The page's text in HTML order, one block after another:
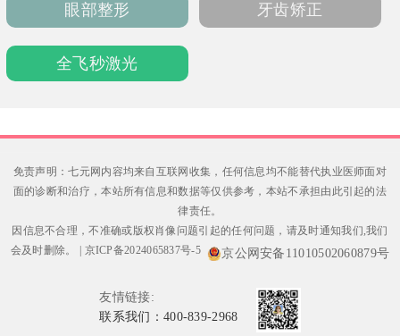
眼部整形 牙齿矫正
全飞秒激光
免责声明：七元网内容均来自互联网收集，任何信息均不能替代执业医师面对
面的诊断和治疗，本站所有信息和数据等仅供参考，本站不承担由此引起的法
律责任。
因信息不合理，不准确或版权肖像问题引起的任何问题，请及时通知我们,我们
会及时删除。
京ICP备2024065837号-5 京公网安备11010502060879号
友情链接:
联系我们：400-839-2968